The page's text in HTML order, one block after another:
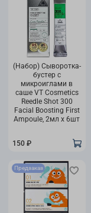
(Набор) Сыворотка-
бустер с
микроиглами в
саше VT Cosmetics
Reedle Shot 300
Facial Boosting First
Ampoule, 2мл х 6шт
150 ₽
Предзаказ